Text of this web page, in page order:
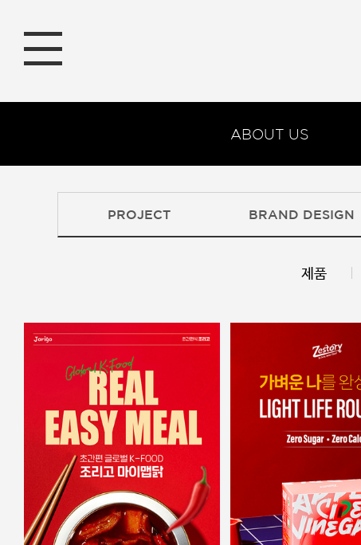
ABOUT US
PROJECT BRAND DESIGN
제품